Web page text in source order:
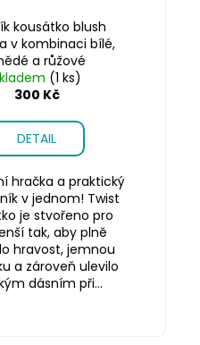
kousátko blush
v kombinaci bílé,
a růžové
(1 ks)
300 Kč
DETAIL
hračka a praktický
v jednom! Twist
je stvořeno pro
tak, aby plně
hravost, jemnou
a zároveň ulevilo
dásním při...